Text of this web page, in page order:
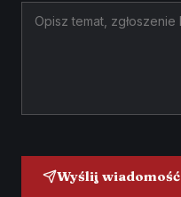
Wyślij wiadomość